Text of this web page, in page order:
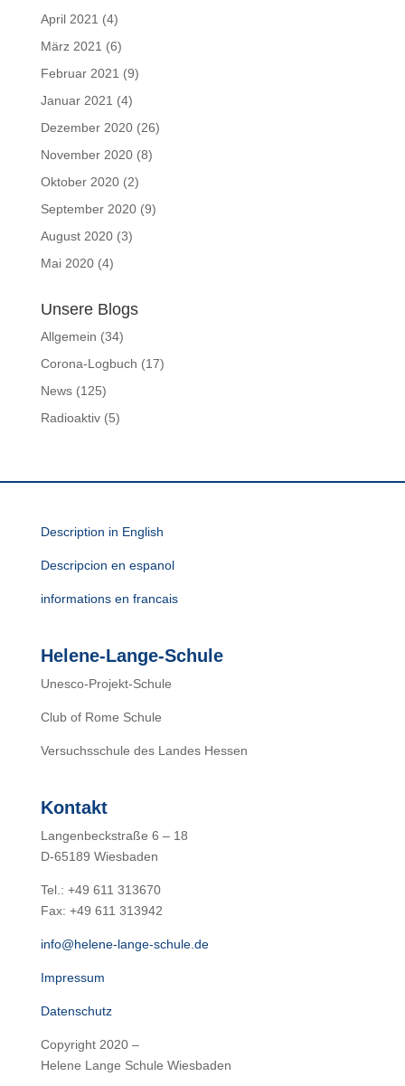
April 2021 (4)
März 2021 (6)
Februar 2021 (9)
Januar 2021 (4)
Dezember 2020(26)
November 2020(8)
Oktober 2020(2)
September 2020(9)
August 2020(3)
Mai 2020(4)
Unsere Blogs
Allgemein (34)
Corona-Logbuch (17)
News(125)
Radioaktiv(5)
Description in English
Descripcion en espanol
informations en francais
Helene-Lange-Schule
Unesco-Projekt-Schule
Club of Rome Schule
Versuchsschule des Landes Hessen
Kontakt
Langenbeckstraße 6 – 18
D-65189 Wiesbaden
Tel.: +49 611 313670
Fax: +49 611 313942
info@helene-lange-schule.de
Impressum
Datenschutz
Copyright 2020 –
Helene Lange Schule Wiesbaden